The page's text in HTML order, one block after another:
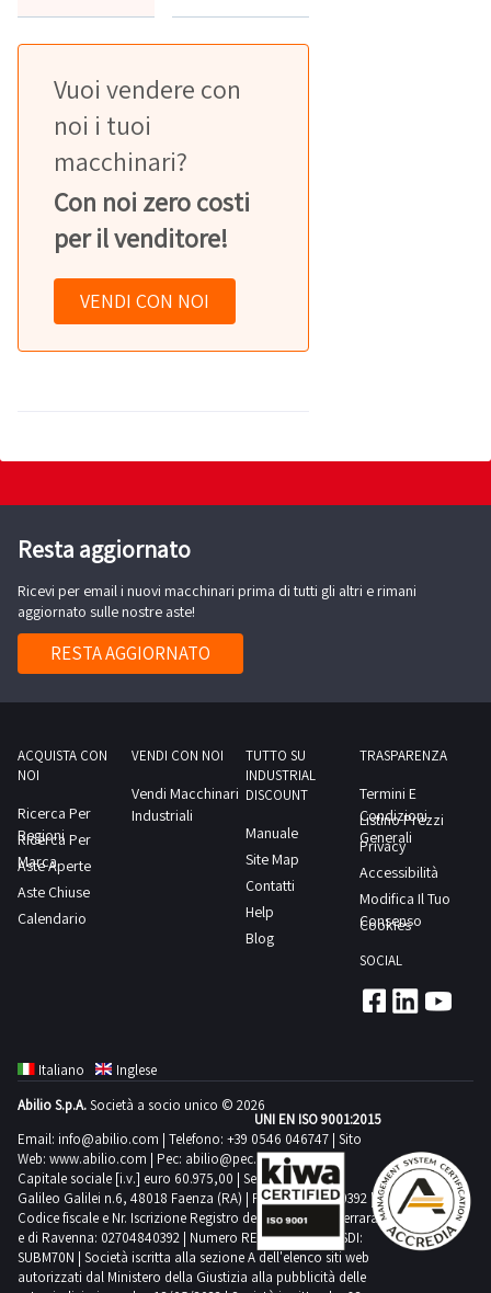
Vuoi vendere con
noi i tuoi
macchinari?
Con noi zero costi
per il venditore!
VENDI CON NOI
Resta aggiornato
Ricevi per email i nuovi macchinari prima di tutti gli altri e rimani
aggiornato sulle nostre aste!
RESTA AGGIORNATO
ACQUISTA CON
NOI
Ricerca Per
Regioni
Ricerca Per
Marca
Aste Aperte
Aste Chiuse
Calendario
VENDI CON NOI
Vendi Macchinari
Industriali
TUTTO SU
INDUSTRIAL
DISCOUNT
Manuale
Site Map
Contatti
Help
Blog
TRASPARENZA
Termini E
Condizioni
Generali
Listino Prezzi
Privacy
Accessibilità
Modifica Il Tuo
Consenso
Cookies
SOCIAL
Italiano
Inglese
Abilio S.p.A.Società a socio unico © 2026
Email: info@abilio.com | Telefono: +39 0546 046747 | Sito
Web: www.abilio.com | Pec: abilio@pec.illimity.com
Capitale sociale [i.v.] euro 60.975,00 | Sede legale in Via
Galileo Galilei n.6, 48018 Faenza (RA) | P.IVA: 02704840392 |
Codice fiscale e Nr. Iscrizione Registro delle Imprese di Ferrara
e di Ravenna: 02704840392 | Numero REA RA 224830 | SDI:
SUBM70N | Società iscritta alla sezione A dell'elenco siti web
autorizzati dal Ministero della Giustizia alla pubblicità delle
UNI EN ISO 9001:2015